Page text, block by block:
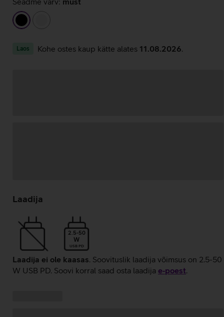
must
Laos Kohe ostes kaup kätte alates 11.08.2026
laadimine
Laadija
2.5-50
W
USB PD
Laadija ei ole kaasas. Soovituslik laadija võimsus on 2.5-50
W USB PD. Soovi korral saad osta laadija e‑poest.